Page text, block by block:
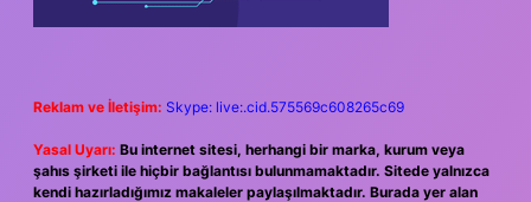
Reklam ve İletişim: Skype: live:.cid.575569c608265c69
Yasal Uyarı: Bu internet sitesi, herhangi bir marka, kurum veya
şahıs şirketi ile hiçbir bağlantısı bulunmamaktadır. Sitede yalnızca
kendi hazırladığımız makaleler paylaşılmaktadır. Burada yer alan